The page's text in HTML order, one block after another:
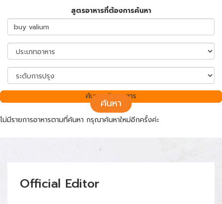
สูตรอาหารที่ต้องการค้นหา
ค้นหา
ไม่มีรายการอาหารตามที่ค้นหา กรุณาค้นหาใหม่อีกครั้งค่ะ
ค้นพบ 0 รายการ
Official Editor